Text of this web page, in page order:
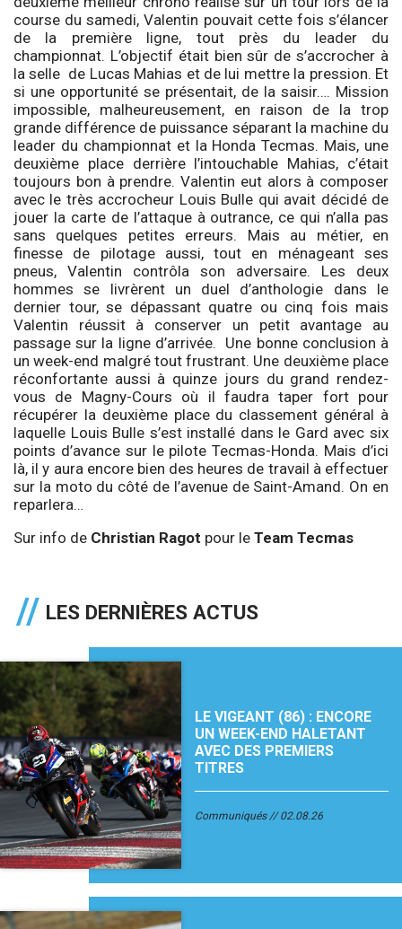
course du samedi, Valentin pouvait cette fois s’élancer
de la première ligne, tout près du leader du
championnat. L’objectif était bien sûr de s’accrocher à
la selle de Lucas Mahias et de lui mettre la pression. Et
si une opportunité se présentait, de la saisir…. Mission
impossible, malheureusement, en raison de la trop
grande différence de puissance séparant la machine du
leader du championnat et la Honda Tecmas. Mais, une
deuxième place derrière l’intouchable Mahias, c’était
toujours bon à prendre. Valentin eut alors à composer
avec le très accrocheur Louis Bulle qui avait décidé de
jouer la carte de l’attaque à outrance, ce qui n’alla pas
sans quelques petites erreurs. Mais au métier, en
finesse de pilotage aussi, tout en ménageant ses
pneus, Valentin contrôla son adversaire. Les deux
hommes se livrèrent un duel d’anthologie dans le
dernier tour, se dépassant quatre ou cinq fois mais
Valentin réussit à conserver un petit avantage au
passage sur la ligne d’arrivée. Une bonne conclusion à
un week-end malgré tout frustrant. Une deuxième place
réconfortante aussi à quinze jours du grand rendez-
vous de Magny-Cours où il faudra taper fort pour
récupérer la deuxième place du classement général à
laquelle Louis Bulle s’est installé dans le Gard avec six
points d’avance sur le pilote Tecmas-Honda. Mais d’ici
là, il y aura encore bien des heures de travail à effectuer
sur la moto du côté de l’avenue de Saint-Amand. On en
reparlera…
Sur info de Christian Ragot pour le Team Tecmas
LES DERNIÈRES ACTUS
LE VIGEANT (86) : ENCORE
UN WEEK-END HALETANT
AVEC DES PREMIERS
TITRES
Communiqués 02.08.26